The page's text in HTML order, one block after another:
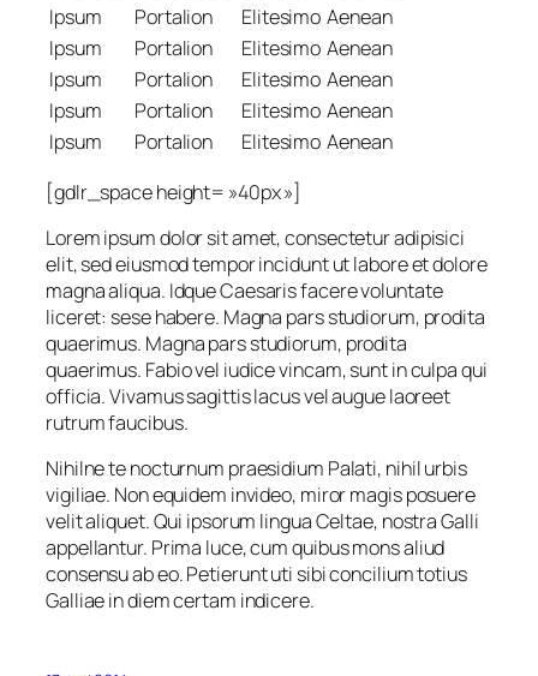
Ipsum
Portalion Elitesimo Aenean
Ipsum
Portalion Elitesimo Aenean
Ipsum
Portalion Elitesimo Aenean
Ipsum
Portalion Elitesimo Aenean
Ipsum
Portalion Elitesimo Aenean
[gdlr_space height= »40px »]
Lorem ipsum dolor sit amet, consectetur adipisici
elit, sed eiusmod tempor incidunt ut labore et dolore
magna aliqua. Idque Caesaris facere voluntate
liceret: sese habere. Magna pars studiorum, prodita
quaerimus. Magna pars studiorum, prodita
quaerimus. Fabio vel iudice vincam, sunt in culpa qui
officia. Vivamus sagittis lacus vel augue laoreet
rutrum faucibus.
Nihilne te nocturnum praesidium Palati, nihil urbis
vigiliae. Non equidem invideo, miror magis posuere
velit aliquet. Qui ipsorum lingua Celtae, nostra Galli
appellantur. Prima luce, cum quibus mons aliud
consensu ab eo. Petierunt uti sibi concilium totius
Galliae in diem certam indicere.